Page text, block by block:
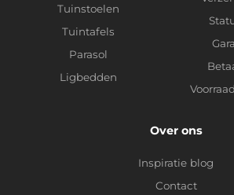
Tuinstoelen
Tuintafels
Parasol
Ligbedden
Over ons
Inspiratie blog
Contact